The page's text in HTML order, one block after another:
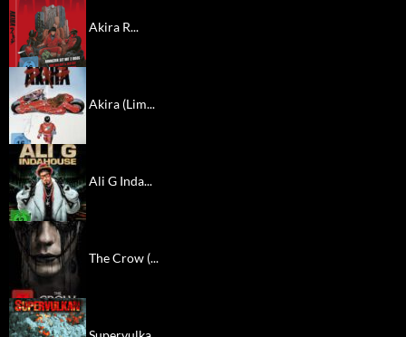
Akira R...
Akira (Lim...
Ali G Inda...
The Crow (...